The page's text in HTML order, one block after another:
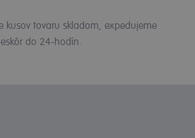
kusov tovaru skladom, expedujeme
do 24-hodín.